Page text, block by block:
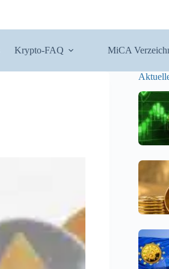
Krypto-FAQ MiCA